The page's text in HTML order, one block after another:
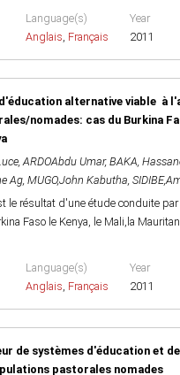
Language(s)
Anglais, Français
Year
2011
alternative viable à
nomades: cas du Burkina
,ARDOAbdu Umar, BAKA,
Ag, MUGO,John Kabutha,
le résultat d'une étude conduite
Faso le Kenya, le Mali,la
Language(s)
Anglais, Français
Year
2011
de systèmes d'éducation et
pastorales nomades